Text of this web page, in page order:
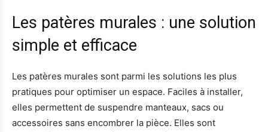
Les patères murales : une solution
simple et efficace
Les patères murales sont parmi les solutions les plus
pratiques pour optimiser un espace. Faciles à installer,
elles permettent de suspendre manteaux, sacs ou
accessoires sans encombrer la pièce. Elles sont